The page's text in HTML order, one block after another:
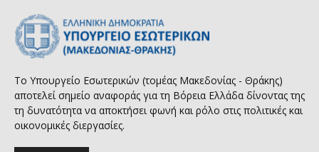
Το Υπουργείο Εσωτερικών (τομέας Μακεδονίας - Θράκης)
αποτελεί σημείο αναφοράς για τη Βόρεια Ελλάδα δίνοντας της
τη δυνατότητα να αποκτήσει φωνή και ρόλο στις πολιτικές και
οικονομικές διεργασίες.